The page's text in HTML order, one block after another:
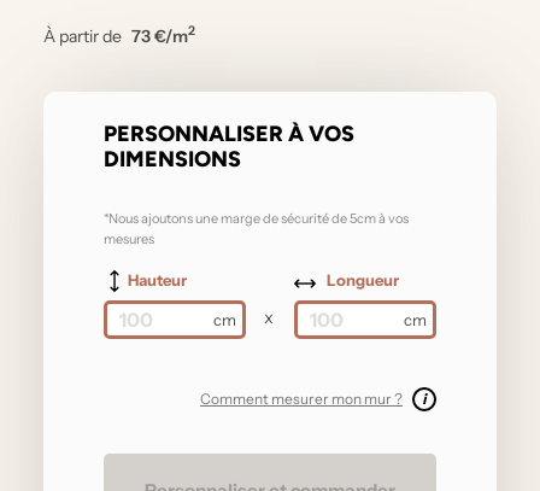
À partir de 73 €/m2
PERSONNALISER À VOS
DIMENSIONS
*Nous ajoutons une marge de sécurité de 5cm à vos
mesures
Hauteur
x
Longueur
Comment mesurer mon mur ? i